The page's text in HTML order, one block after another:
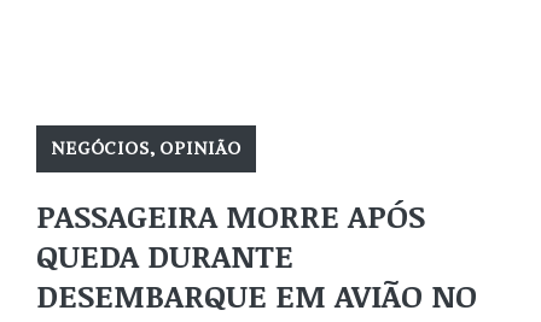
NEGÓCIOS, OPINIÃO
PASSAGEIRA MORRE APÓS
QUEDA DURANTE
DESEMBARQUE EM AVIÃO NO